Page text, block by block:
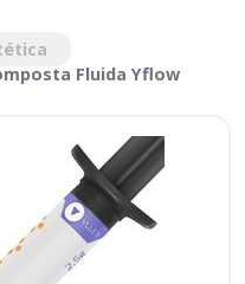
Fluida Yflow